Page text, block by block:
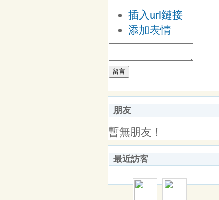
插入url鏈接
添加表情
留言
朋友
暫無朋友！
最近訪客